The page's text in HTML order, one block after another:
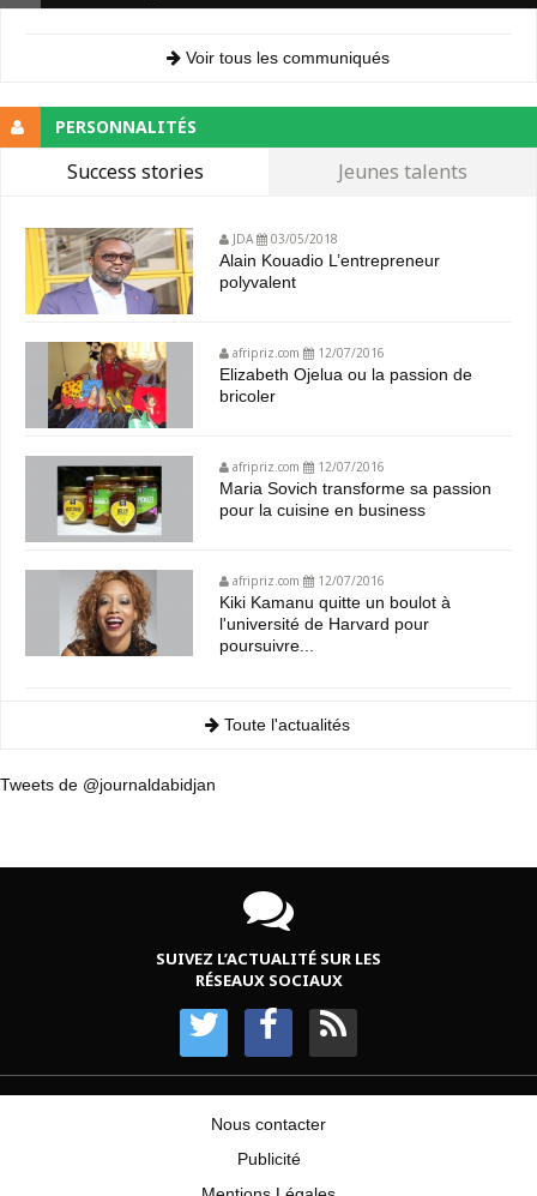
Voir tous les communiqués
PERSONNALITÉS
Success stories Jeunes talents
JDA 03/05/2018
Alain Kouadio L’entrepreneur
polyvalent
afripriz.com 12/07/2016
Elizabeth Ojelua ou la passion de
bricoler
afripriz.com 12/07/2016
Maria Sovich transforme sa passion
pour la cuisine en business
afripriz.com 12/07/2016
Kiki Kamanu quitte un boulot à
l'université de Harvard pour
poursuivre...
Toute l'actualités
Tweets de @journaldabidjan
SUIVEZ L’ACTUALITÉ SUR LES
RÉSEAUX SOCIAUX
Nous contacter
Publicité